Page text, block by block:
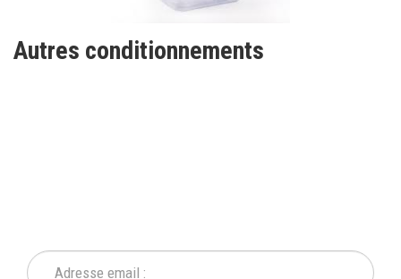
Autres conditionnements